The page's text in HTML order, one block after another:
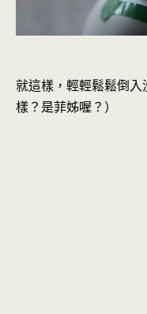
就這樣，輕輕鬆鬆倒
樣？是菲姊喔？）